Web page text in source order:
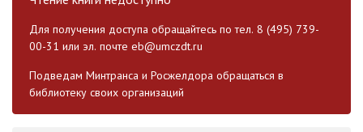
Для получения доступа обращайтесь по тел. 8 (495) 739-
00-31 или эл. почте eb@umczdt.ru
Подведам Минтранса и Росжелдора обращаться в
библиотеку своих организаций